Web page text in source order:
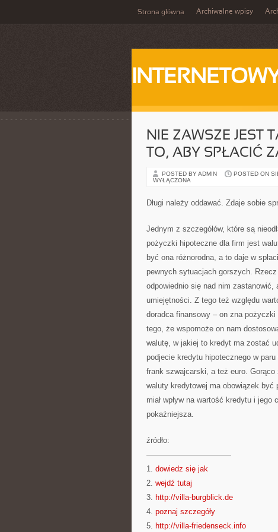
Strona główna Archiwalne wpisy
NIE ZAWSZE JEST
TO, ABY SPŁACIĆ
POSTED BY ADMIN POSTED ON
WYŁĄCZONA
Długi należy oddawać. Zdaje sobie
Jednym z szczegółów, które są
pożyczki hipoteczne dla firm jest
być ona różnorodna, a to daje w
pewnych sytuacjach gorszych.
odpowiednio się nad nim
umiejętności. Z tego też względu
doradca finansowy – on zna
tego, że wspomoże on nam
walutę, w jakiej to kredyt ma zostać
podjecie kredytu hipotecznego w
frank szwajcarski, a też euro.
waluty kredytowej ma obowiązek być
miał wpływ na wartość kredytu i jego
pokaźniejsza.
źródło:
———————————
1. dowiedz się jak
2. wejdź tutaj
3. http://villa-burgblick.de
4. poznaj szczegóły
5. http://villa-friedenseck.info